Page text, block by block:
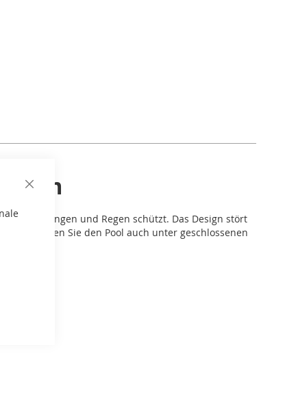
Close
6 m
und Regen schützt. Das Design stört
können Sie den Pool auch unter geschlossenen